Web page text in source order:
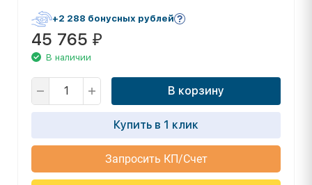
+2 288 бонусных рублей
45 765 ₽
В наличии
В корзину
Купить в 1 клик
Запросить КП/Счет